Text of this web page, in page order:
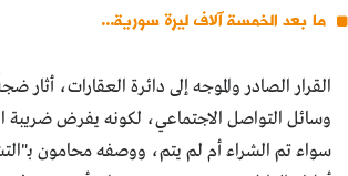
ما بعد الخمسة آلاف ليرة سورية...
القرار الصادر والموجه إلى دائرة العقارات، أثار
وسائل التواصل الاجتماعي، لكونه يفرض ضريبة
سواء تم الشراء أم لم يتم، ووصفه محامون